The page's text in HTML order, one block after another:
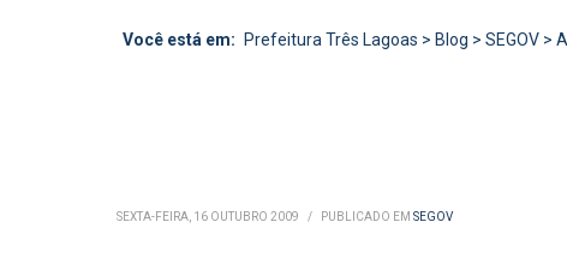
Você está em: Prefeitura Três Lagoas > Blog > SEGOV >
SEXTA-FEIRA, 16 OUTUBRO 2009 / PUBLICADO EM SEGOV